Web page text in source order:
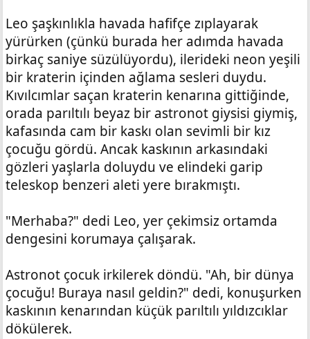
Leo şaşkınlıkla havada hafifçe zıplayarak
yürürken (çünkü burada her adımda havada
birkaç saniye süzülüyordu), ilerideki neon yeşili
bir kraterin içinden ağlama sesleri duydu.
Kıvılcımlar saçan kraterin kenarına gittiğinde,
orada parıltılı beyaz bir astronot giysisi giymiş,
kafasında cam bir kaskı olan sevimli bir kız
çocuğu gördü. Ancak kaskının arkasındaki
gözleri yaşlarla doluydu ve elindeki garip
teleskop benzeri aleti yere bırakmıştı.
"Merhaba?" dedi Leo, yer çekimsiz ortamda
dengesini korumaya çalışarak.
Astronot çocuk irkilerek döndü. "Ah, bir dünya
çocuğu! Buraya nasıl geldin?" dedi, konuşurken
kaskının kenarından küçük parıltılı yıldızcıklar
dökülerek.